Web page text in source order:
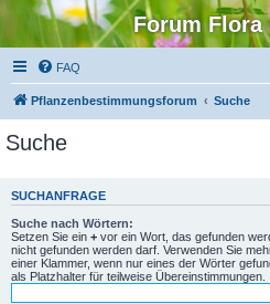
Forum Flora
FAQ
Pflanzenbestimmungsforum Suche
Suche
SUCHANFRAGE
Suche nach Wörtern:
Setzen Sie ein + vor ein Wort, das gefunden
nicht gefunden werden darf. Verwenden Sie
einer Klammer, wenn nur eines der Wörter
als Platzhalter für teilweise Übereinstimmungen.